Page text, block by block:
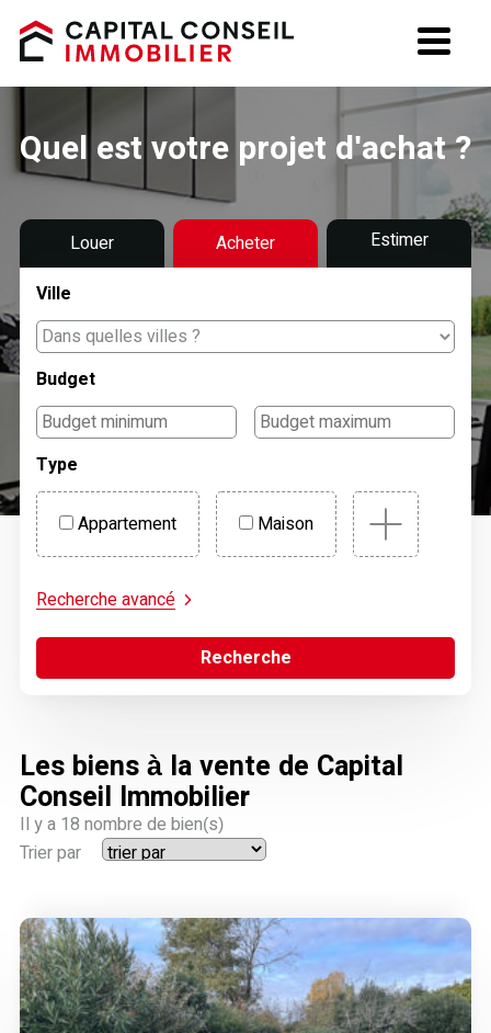
Estimation
La société
Recrutement
Quel est votre projet d'achat ?
Louer Acheter Estimer
Ville
Budget
Type
Appartement Maison
Recherche avancé
Recherche
Les biens à la vente de Capital
Conseil Immobilier
Il y a 18 nombre de bien(s)
Trier par